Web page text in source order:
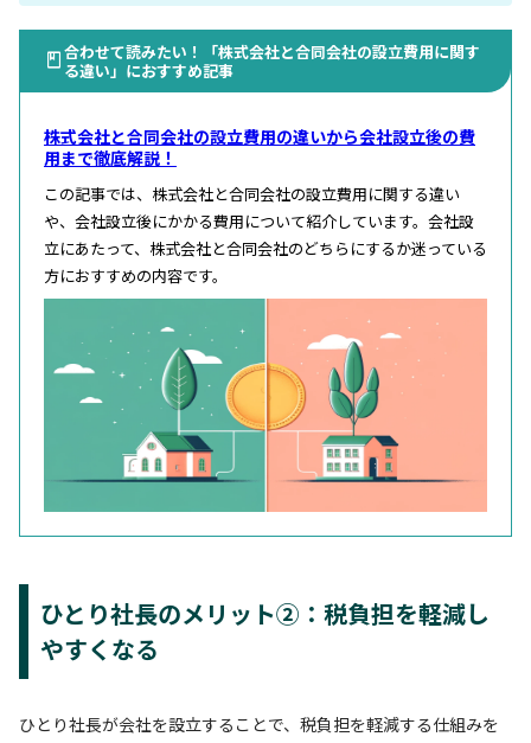
合わせて読みたい！「株式会社と合同会社の設立費用に関す
る違い」におすすめ記事
株式会社と合同会社の設立費用の違いから会社設立後の費
用まで徹底解説！
この記事では、株式会社と合同会社の設立費用に関する違い
や、会社設立後にかかる費用について紹介しています。会社設
立にあたって、株式会社と合同会社のどちらにするか迷っている
方におすすめの内容です。
ひとり社長のメリット②：税負担を軽減し
やすくなる
ひとり社長が会社を設立することで、税負担を軽減する仕組みを